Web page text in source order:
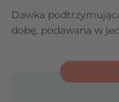
Dawka
dobę, podawana w